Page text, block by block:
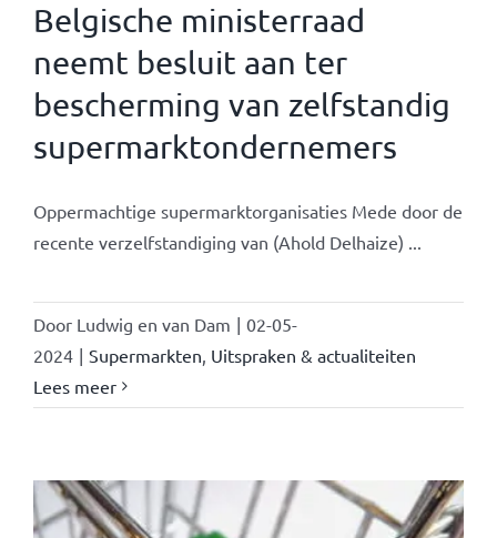
Belgische ministerraad
neemt besluit aan ter
bescherming van zelfstandig
supermarktondernemers
Oppermachtige supermarktorganisaties Mede door de
recente verzelfstandiging van (Ahold Delhaize) ...
Door Ludwig en van Dam | 02-05-
2024 | Supermarkten, Uitspraken & actualiteiten
Lees meer